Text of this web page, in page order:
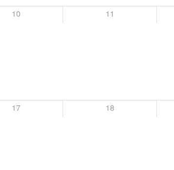
10 11
17 18